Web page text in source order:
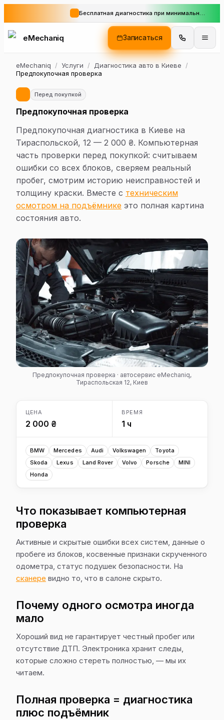
Бесплатная диагностика при минимальном заказе
eMechaniq Записаться
eMechaniq / Услуги / Диагностика авто в Киеве
/
Предпокупочная проверка
Перед покупкой
Предпокупочная проверка
Предпокупочная диагностика в Киеве на
Тираспольской, 12 — 2 000 ₴. Компьютерная
часть проверки перед покупкой: считываем
ошибки со всех блоков, сверяем реальный
пробег, смотрим историю неисправностей и
толщину краски. Вместе с техническим
осмотром на подъёмнике это полная картина
состояния авто.
Предпокупочная проверка · автосервис eMechaniq,
Тираспольская 12, Киев
ЦЕНА
2 000 ₴
ВРЕМЯ
1 ч
BMW Mercedes Audi Volkswagen
Toyota
Skoda
Lexus Land Rover Volvo Porsche
MINI
Honda
Что показывает компьютерная
проверка
Активные и скрытые ошибки всех систем, данные о
пробеге из блоков, косвенные признаки скрученного
одометра, статус подушек безопасности. На
сканере видно то, что в салоне скрыто.
Почему одного осмотра иногда
мало
Хороший вид не гарантирует честный пробег или
отсутствие ДТП. Электроника хранит следы,
которые сложно стереть полностью, — мы их
читаем.
Полная проверка = диагностика
плюс подъёмник